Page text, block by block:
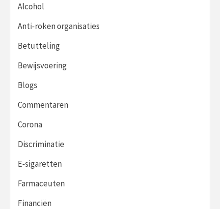
Alcohol
Anti-roken organisaties
Betutteling
Bewijsvoering
Blogs
Commentaren
Corona
Discriminatie
E-sigaretten
Farmaceuten
Financiën